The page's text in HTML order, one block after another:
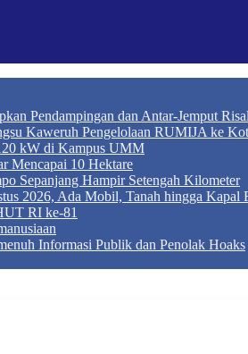
Pendampingan dan Antar-Jemput
Kaweruh Pengelolaan RUMIJA ke
kW di Kampus UMM
Mencapai 10 Hektare
Sepanjang Hampir Setengah Kilometer
2026, Ada Mobil, Tanah hingga Kapal
RI ke-81
Informasi Publik dan Penolak Hoaks